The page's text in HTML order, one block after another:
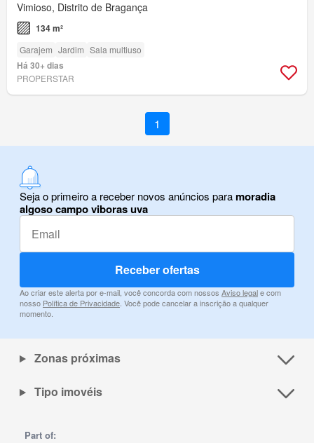
Vimioso, Distrito de Bragança
134 m²
Garajem Jardim Sala multiuso
Há 30+ dias
PROPERSTAR
1
Seja o primeiro a receber novos anúncios paramoradia
algoso campo viboras uva
Receber ofertas
Ao criar este alerta por e-mail, você concorda com nossos Aviso legale com
nosso Política de Privacidade. Você pode cancelar a inscrição a qualquer
momento.
Zonas próximas
Tipo imovéis
Part of: